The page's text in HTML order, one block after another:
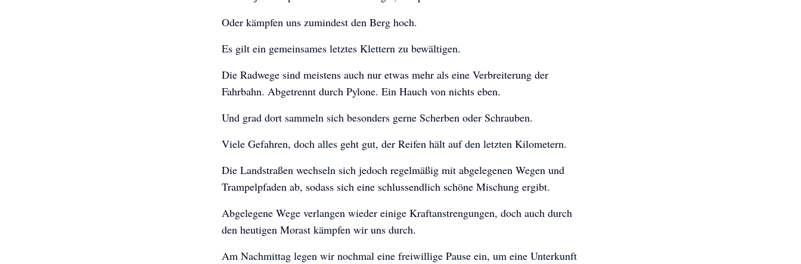
Once Upon A Dream
Once Upon A Dream
Oder kämpfen uns zumindest den Berg hoch.
Es gilt ein gemeinsames letztes Klettern zu bewältigen.
Die Radwege sind meistens auch nur etwas mehr als eine Verbreiterung der
Fahrbahn. Abgetrennt durch Pylone. Ein Hauch von nichts eben.
Und grad dort sammeln sich besonders gerne Scherben oder Schrauben.
Viele Gefahren, doch alles geht gut, der Reifen hält auf den letzten Kilometern.
Die Landstraßen wechseln sich jedoch regelmäßig mit abgelegenen Wegen und
Trampelpfaden ab, sodass sich eine schlussendlich schöne Mischung ergibt.
Abgelegene Wege verlangen wieder einige Kraftanstrengungen, doch auch durch
den heutigen Morast kämpfen wir uns durch.
Am Nachmittag legen wir nochmal eine freiwillige Pause ein, um eine Unterkunft
Once Upon A Dream